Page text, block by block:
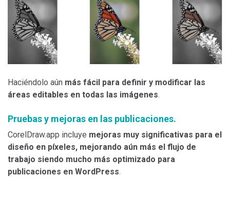
Haciéndolo aún más fácil para definir y modificar las
áreas editables en todas las imágenes.
Pruebas y mejoras en las publicaciones.
CorelDraw.app incluye mejoras muy significativas para el
diseño en píxeles, mejorando aún más el flujo de
trabajo siendo mucho más optimizado para
publicaciones en WordPress.